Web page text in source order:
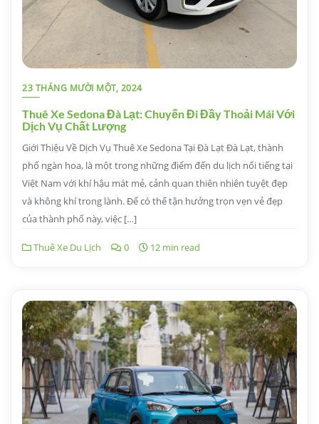
23 THÁNG MƯỜI MỘT, 2024
Thuê Xe Sedona Đà Lạt: Chuyến Đi Đầy Thoải Mái Với
Dịch Vụ Chất Lượng
Giới Thiệu Về Dịch Vụ Thuê Xe Sedona Tại Đà Lạt Đà Lạt, thành
phố ngàn hoa, là một trong những điểm đến du lịch nổi tiếng tại
Việt Nam với khí hậu mát mẻ, cảnh quan thiên nhiên tuyệt đẹp
và không khí trong lành. Để có thể tận hưởng trọn vẹn vẻ đẹp
của thành phố này, việc […]
Thuê Xe Du Lịch 0 12 min read